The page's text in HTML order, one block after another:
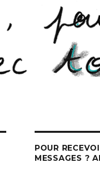
POUR
MESSAGES ?